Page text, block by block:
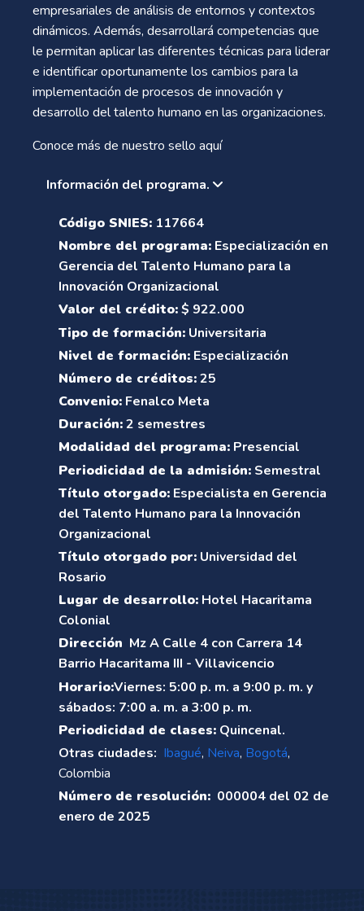
empresariales de análisis de entornos y contextos
dinámicos. Además, desarrollará competencias que
le permitan aplicar las diferentes técnicas para liderar
e identificar oportunamente los cambios para la
implementación de procesos de innovación y
desarrollo del talento humano en las organizaciones.
Conoce más de nuestro sello aquí
Información del programa.
Código SNIES: 117664
Nombre del programa: Especialización en
Gerencia del Talento Humano para la
Innovación Organizacional
Valor del crédito:$ 922.000
Tipo de formación: Universitaria
Nivel de formación: Especialización
Número de créditos:25
Convenio: Fenalco Meta
Duración:2 semestres
Modalidad del programa: Presencial
Periodicidad de la admisión: Semestral
Título otorgado: Especialista en Gerencia
del Talento Humano para la Innovación
Organizacional
Título otorgado por: Universidad del
Rosario
Lugar de desarrollo: Hotel Hacaritama
Colonial
Dirección Mz A Calle 4 con Carrera 14
Barrio Hacaritama III - Villavicencio
Horario:Viernes: 5:00 p. m. a 9:00 p. m. y
sábados: 7:00 a. m. a 3:00 p. m.
Periodicidad de clases: Quincenal.
Otras ciudades: Ibagué, Neiva, Bogotá,
Colombia
Número de resolución: 000004 del 02 de
enero de 2025